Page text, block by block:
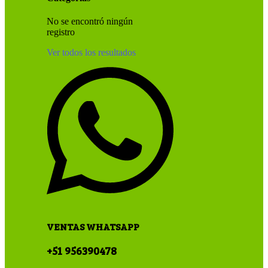
No se encontró ningún
registro
Ver todos los resultados
VENTAS WHATSAPP
+51 956390478